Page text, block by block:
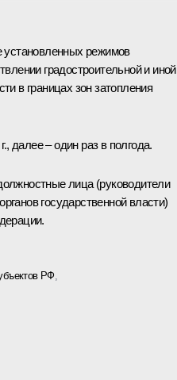
установленных режимов
градостроительной и иной
в границах зон затопления
далее – один раз в полгода.
лица (руководители
государственной власти)
РФ,